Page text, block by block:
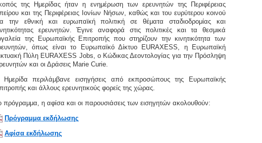
της Ημερίδας ήταν η ενημέρωση των ερευνητών της Περιφέρειας
και της Περιφέρειας Ιονίων Νήσων, καθώς και του ευρύτερου κοινού
την εθνική και ευρωπαϊκή πολιτική σε θέματα σταδιοδρομίας και
ερευνητών. Έγινε αναφορά στις πολιτικές και τα θεσμικά
της Ευρωπαϊκής Επιτροπής που στηρίζουν την κινητικότητα των
όπως είναι το Ευρωπαϊκό Δίκτυο EURAXESS, η Ευρωπαϊκή
Πύλη EURAXESS Jobs, o Κώδικας Δεοντολογίας για την Πρόσληψη
και οι Δράσεις Marie Curie.
Ημερίδα περιλάμβανε εισηγήσεις από εκπροσώπους της Ευρωπαϊκής
και άλλους ερευνητικούς φορείς της χώρας.
πρόγραμμα, η αφίσα και οι παρουσιάσεις των εισηγητών ακολουθούν:
Πρόγραμμα εκδήλωσης
Αφίσα εκδήλωσης